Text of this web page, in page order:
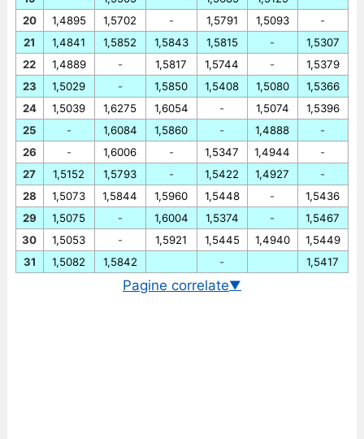
20
21
22
23
24
25
26
27
28
29
30
31
1,4895
1,4841
1,4889
1,5029
1,5039
-
-
1,5152
1,5073
1,5075
1,5053
1,5082
1,5702
1,5852
-
-
1,6275
1,6084
1,6006
1,5793
1,5844
-
-
1,5842
-
1,5843
1,5817
1,5850
1,6054
1,5860
-
-
1,5960
1,6004
1,5921
1,5791
1,5815
1,5744
1,5408
-
-
1,5347
1,5422
1,5448
1,5374
1,5445
-
1,5093
-
-
1,5080
1,5074
1,4888
1,4944
1,4927
-
-
1,4940
-
1,5307
1,5379
1,5366
1,5396
-
-
-
1,5436
1,5467
1,5449
1,5417
Pagine correlate▼